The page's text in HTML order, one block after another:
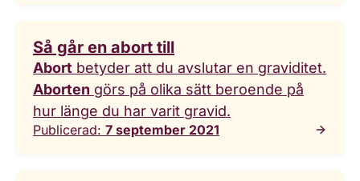
Så går en abort till
Abort betyder att du avslutar en graviditet.
Aborten görs på olika sätt beroende på
hur länge du har varit gravid.
Publicerad: 7 september 2021